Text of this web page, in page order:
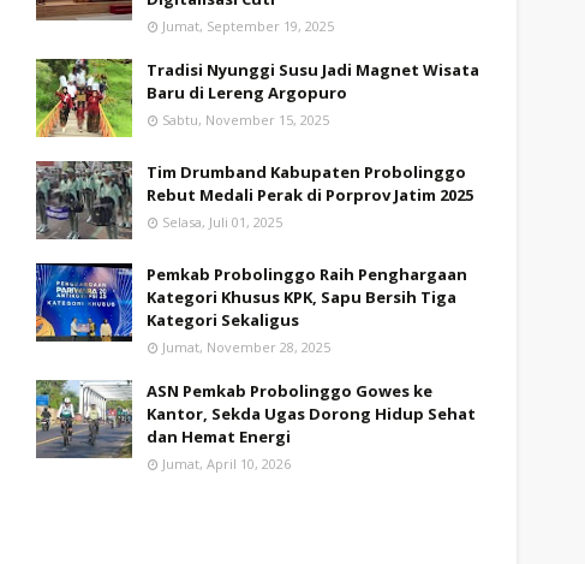
Jumat, September 19, 2025
Tradisi Nyunggi Susu Jadi Magnet Wisata
Baru di Lereng Argopuro
Sabtu, November 15, 2025
Tim Drumband Kabupaten Probolinggo
Rebut Medali Perak di Porprov Jatim 2025
Selasa, Juli 01, 2025
Pemkab Probolinggo Raih Penghargaan
Kategori Khusus KPK, Sapu Bersih Tiga
Kategori Sekaligus
Jumat, November 28, 2025
ASN Pemkab Probolinggo Gowes ke
Kantor, Sekda Ugas Dorong Hidup Sehat
dan Hemat Energi
Jumat, April 10, 2026